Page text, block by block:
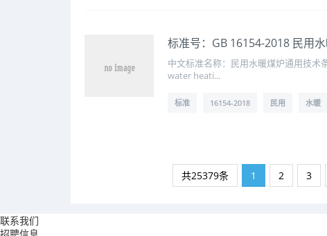
标准号：GB 16154-2018 民用
中文标准名称：民用水暖煤炉通用技
water heati...
标准 16154-2018 民用 水暖
共25379条 1 2 3
联系我们